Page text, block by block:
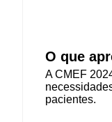
O que
A CMEF
pacientes.